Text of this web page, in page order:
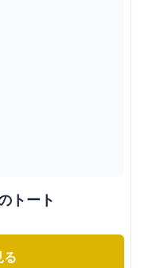
トート
る